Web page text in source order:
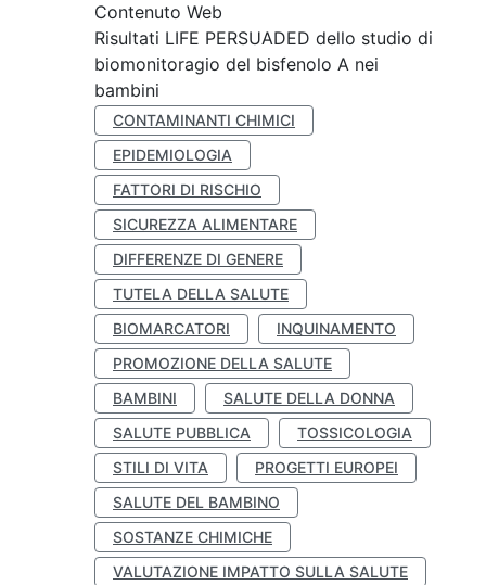
Contenuto Web
Risultati LIFE PERSUADED dello studio di
biomonitoragio del bisfenolo A nei
bambini
CONTAMINANTI CHIMICI
EPIDEMIOLOGIA
FATTORI DI RISCHIO
SICUREZZA ALIMENTARE
DIFFERENZE DI GENERE
TUTELA DELLA SALUTE
BIOMARCATORI
INQUINAMENTO
PROMOZIONE DELLA SALUTE
BAMBINI
SALUTE DELLA DONNA
SALUTE PUBBLICA
TOSSICOLOGIA
STILI DI VITA
PROGETTI EUROPEI
SALUTE DEL BAMBINO
SOSTANZE CHIMICHE
VALUTAZIONE IMPATTO SULLA SALUTE